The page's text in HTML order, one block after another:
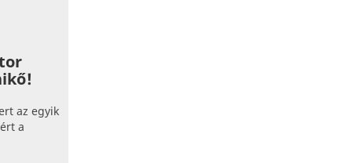
az egyik
a